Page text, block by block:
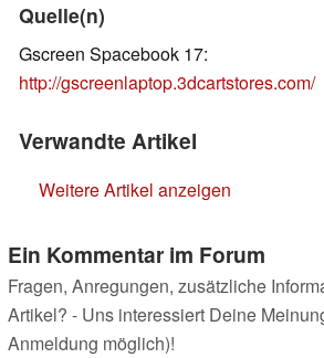
Quelle(n)
Gscreen Spacebook 17:
http://gscreenlaptop.3dcartstores.com/
Verwandte Artikel
Weitere Artikel anzeigen
Ein Kommentar im Forum
Fragen, Anregungen, zusätzliche
Artikel? - Uns interessiert Deine
Anmeldung möglich)!